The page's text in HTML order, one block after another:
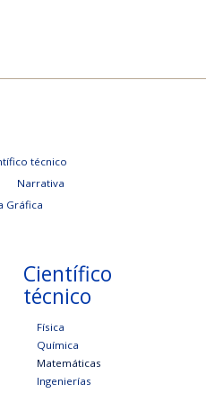
técnico
Narrativa
Gráfica
Científico
técnico
Física
Química
Matemáticas
Ingenierías